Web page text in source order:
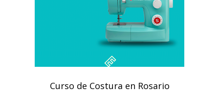
Curso de Costura en Rosario